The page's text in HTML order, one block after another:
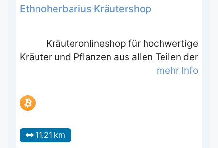
Ethnoherbarius Kräutershop
Kräuteronlineshop für hochwertige
Kräuter und Pflanzen aus allen Teilen der
mehr Info
11.21 km